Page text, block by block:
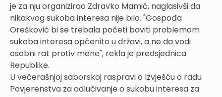
je za nju organizirao Zdravko Mamić, naglasivši da
nikakvog sukoba interesa nije bilo. "Gospođa
Orešković bi se trebala početi baviti problemom
sukoba interesa općenito u državi, a ne da vodi
osobni rat protiv mene", rekla je predsjednica
Republike.
U večerašnjoj saborskoj raspravi o Izvješću o radu
Povjerenstva za odlučivanje o sukobu interesa za